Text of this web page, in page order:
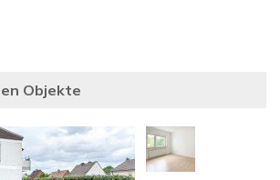
Objekte